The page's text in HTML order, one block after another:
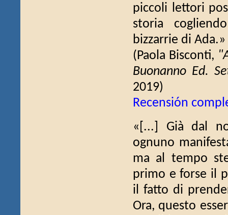
piccoli lettori
storia
bizzarrie di Ada.»
(Paola Bisconti,
Buonanno Ed.
2019)
Recensión
«[...] Già dal
ognuno
ma al tempo
primo e forse il
il fatto di
Ora, questo